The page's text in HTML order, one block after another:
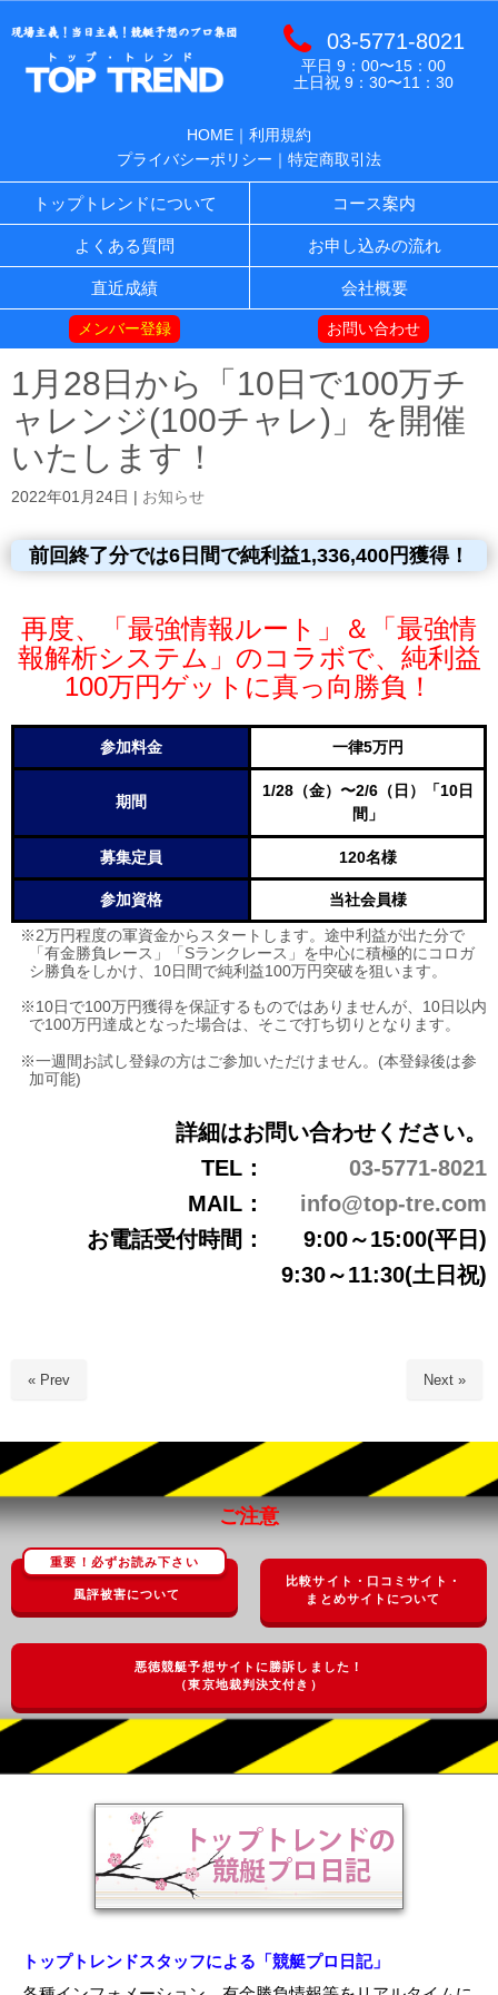
03-5771-8021
平日 9：00〜15：00
土日祝 9：30〜11：30
HOME ｜ 利用規約
プライバシーポリシー ｜ 特定商取引法
トップトレンドについて コース案内
よくある質問 お申し込みの流れ
直近成績 会社概要
メンバー登録 お問い合わせ
1月28日から「10日で100万チ
ャレンジ(100チャレ)」を開催
いたします！
2022年01月24日 | お知らせ
前回終了分では6日間で純利益1,336,400円獲得！
再度、「最強情報ルート」＆「最強情
報解析システム」 のコラボで、純利益
100万円ゲットに真っ向勝負！
参加料金 一律5万円
期間
1/28（金）〜2/6（日）「10日
間」
募集定員 120名様
参加資格 当社会員様
※2万円程度の軍資金からスタートします。途中利益が出た分で
「有金勝負レース」「Sランクレース」を中心に積極的にコロガ
シ勝負をしかけ、10日間で純利益100万円突破を狙います。
※10日で100万円獲得を保証するものではありませんが、10日以内
で100万円達成となった場合は、そこで打ち切りとなります。
※一週間お試し登録の方はご参加いただけません。(本登録後は参
加可能)
詳細はお問い合わせください。
TEL：
03-5771-8021
MAIL：
info@top-tre.com
お電話受付時間：
9:00～15:00(平日)
9:30～11:30(土日祝)
« Prev Next »
ご注意
重要！必ずお読み下さい
風評被害について
比較サイト・口コミサイト・
まとめサイトについて
悪徳競艇予想サイトに勝訴しました！
（東京地裁判決文付き）
トップトレンドスタッフによる「競艇プロ日記」